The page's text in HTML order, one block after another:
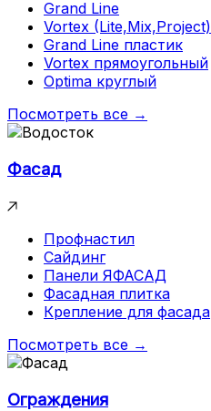
Grand Line
Vortex (Lite,Mix,Project)
Grand Line пластик
Vortex прямоугольный
Optima круглый
Посмотреть все →
Фасад
Профнастил
Сайдинг
Панели ЯФАСАД
Фасадная плитка
Крепление для фасада
Посмотреть все →
Ограждения